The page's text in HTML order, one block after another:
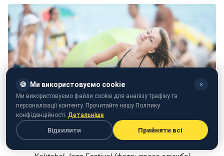
🍪 Ми використовуємо cookie ✕
Ми використовуємо файли cookie для аналізу трафіку та
персоналізації контенту. Прочитайте нашу Політику
конфіденційності. Детальніше
Відхилити Прийняти всі